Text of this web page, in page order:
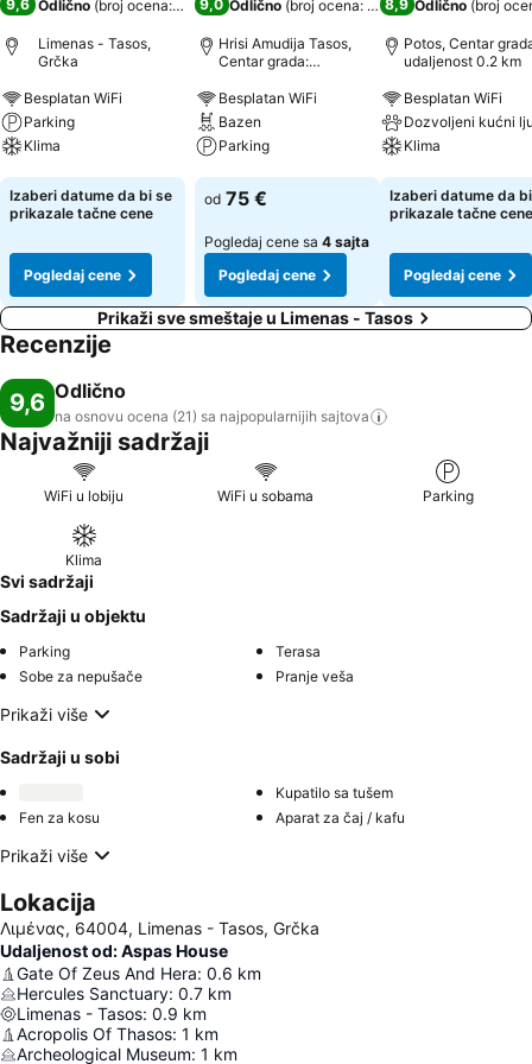
9,6 Odlično (broj ocena: 21 )
Limenas - Tasos,
Grčka
Besplatan WiFi
Parking
Klima
Pogledaj cene
Izaberi datume da bi se
prikazale tačne cene
Pogledaj cene
9,0 Odlično (broj ocena: 446)
Hrisi Amudija Tasos,
Centar grada:
Besplatan WiFi
Bazen
Parking
Pogledaj cene
od 75 €
Pogledaj cene sa 4 sajta
Pogledaj cene
8,9 Odlično (broj
Potos, Centar
udaljenost 0.2 km
Besplatan WiFi
Klima
Pogledaj cene
Izaberi datume da
prikazale tačne cene
Pogledaj cene
Prikaži sve smeštaje u Limenas - Tasos
Recenzije
9,6 Odlično
na osnovu ocena (21) sa najpopularnijih sajtova
Najvažniji sadržaji
WiFi u lobiju WiFi u sobama Parking
Klima
Svi sadržaji
Sadržaji u objektu
Parking
Terasa
Sobe za nepušače
Pranje veša
Prikaži više
Sadržaji u sobi
Kupatilo sa tušem
Fen za kosu
Aparat za čaj / kafu
Prikaži više
Lokacija
Λιμένας, 64004, Limenas - Tasos, Grčka
Udaljenost od: Aspas House
Gate Of Zeus And Hera: 0.6 km
Hercules Sanctuary: 0.7 km
Limenas - Tasos: 0.9 km
Acropolis Of Thasos: 1 km
Archeological Museum: 1 km